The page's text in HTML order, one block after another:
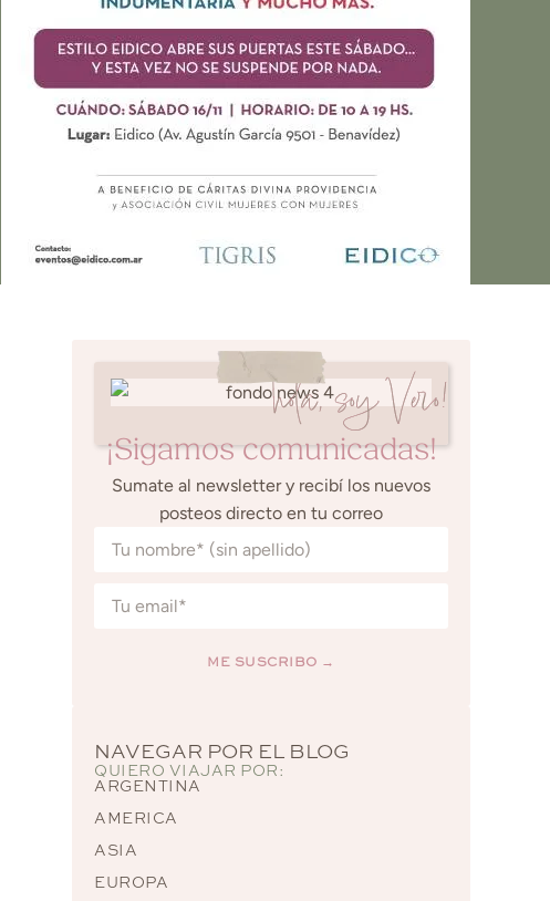
hola, soy Vero!
¡Sigamos comunicadas!
Sumate al newsletter y recibí los nuevos
posteos directo en tu correo
ME SUSCRIBO →
NAVEGAR POR EL BLOG
QUIERO VIAJAR POR:
ARGENTINA
AMERICA
ASIA
EUROPA